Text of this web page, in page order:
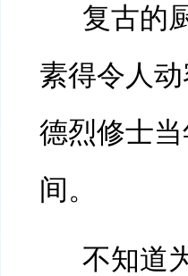
复古的
素得令人
德烈修士
间。
不知道